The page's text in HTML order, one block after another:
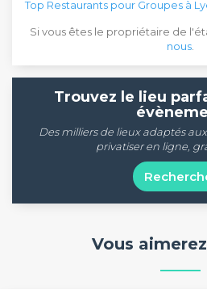
Top Restaurants pour Groupes à
Si vous êtes le propriétaire de
nous
Trouvez le lieu
Des milliers de lieux adaptés
privatiser en ligne,
Vous